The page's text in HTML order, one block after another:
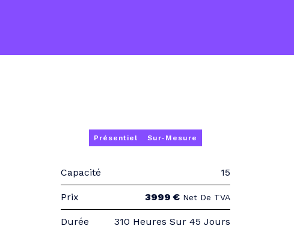
Présentiel Sur-Mesure
Capacité 15
Prix 3999 € Net De TVA
Durée 310 Heures Sur 45 Jours